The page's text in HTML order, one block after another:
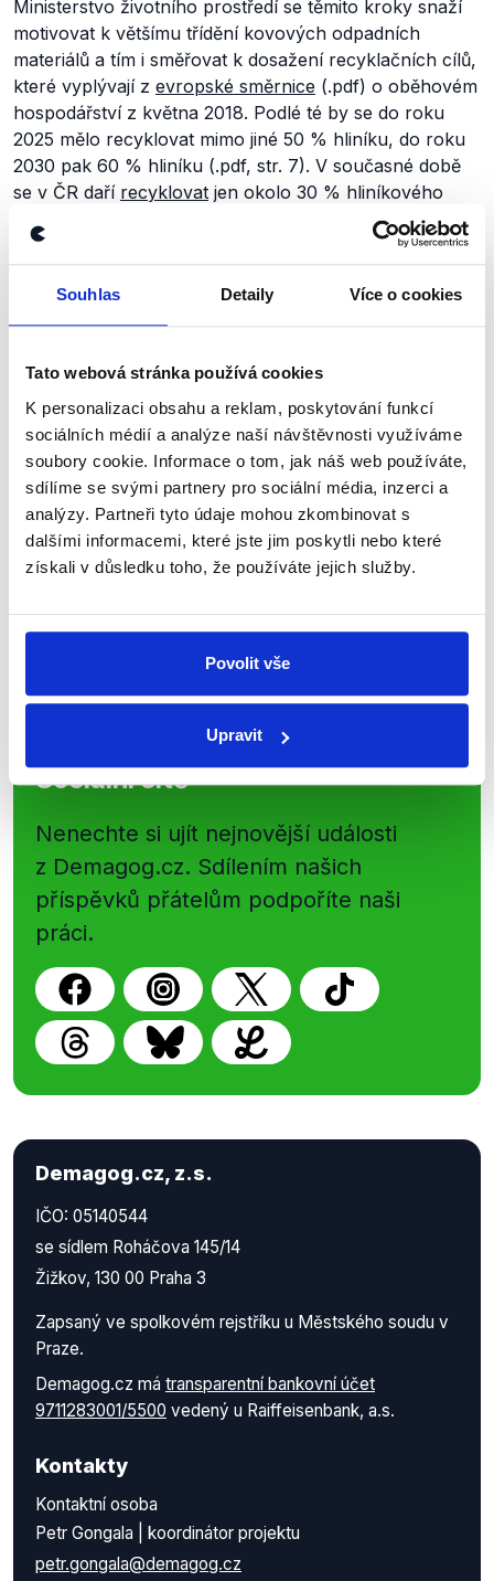
Souhlas Detaily Více o cookies
Tato webová stránka používá cookies
K personalizaci obsahu a reklam, poskytování funkcí
sociálních médií a analýze naší návštěvnosti využíváme
soubory cookie. Informace o tom, jak náš web používáte,
sdílíme se svými partnery pro sociální média, inzerci a
analýzy. Partneři tyto údaje mohou zkombinovat s
dalšími informacemi, které jste jim poskytli nebo které
získali v důsledku toho, že používáte jejich služby.
Povolit vše
Upravit
Ministerstvo životního prostředí se těmito kroky snaží
motivovat k většímu třídění kovových odpadních
materiálů a tím i směřovat k dosažení recyklačních cílů,
které vyplývají z evropské směrnice (.pdf) o oběhovém
hospodářství z května 2018. Podlé té by se do roku
2025 mělo recyklovat mimo jiné 50 % hliníku, do roku
2030 pak 60 % hliníku (.pdf, str. 7). V současné době
se v ČR daří recyklovat jen okolo 30 % hliníkového
odpadu, jeho množství ale v posledních letech strmě
roste.
Přihlaste se k odběru našeho
newsletteru nebowhatsappového
kanálu, kde pravidelně přinášíme
shrnutí nejzajímavějších článků a analýz.
Začněte nás odebírat, a mějte tak
přehled o tom, jaké dezinformace a
WhatsApp
Sociální sítě
Nenechte si ujít nejnovější události
z Demagog.cz. Sdílením našich
příspěvků přátelům podpoříte naši
práci.
Demagog.cz, z.s.
IČO: 05140544
se sídlem Roháčova 145/14
Žižkov, 130 00 Praha 3
Zapsaný ve spolkovém rejstříku u Městského soudu v
Praze.
Demagog.cz má transparentní bankovní účet
9711283001/5500 vedený u Raiffeisenbank, a.s.
Kontakty
Kontaktní osoba
Petr Gongala | koordinátor projektu
petr.gongala@demagog.cz